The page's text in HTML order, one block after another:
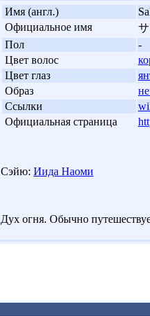
Имя (англ.)
Официальное имя
Пол
-
Цвет волос
Цвет глаз
Образ
Ссылки
Официальная страница
Сэйю: Иида Наоми
Дух огня. Обычно